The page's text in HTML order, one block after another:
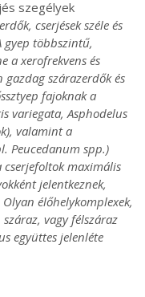
szegélyek
cserjések széle és
gyep többszintű,
a xerofrekvens és
gazdag szárazerdők és
fajoknak a
variegata, Asphodelus
valamint a
Peucedanum spp.)
cserjefoltok maximális
jelentkeznek,
élőhelykomplexek,
vagy félszáraz
együttes jelenléte